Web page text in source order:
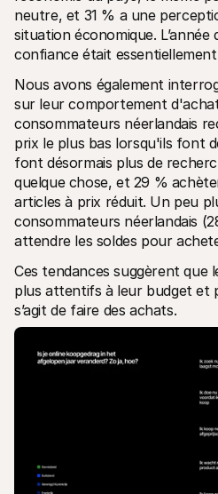
neutre, et 31 % a une
situation économique. L’année
confiance était
Nous avons également
sur leur comportement
consommateurs néerlandais
prix le plus bas lorsqu'ils font
font désormais plus de
quelque chose, et 29 %
articles à prix réduit. Un peu
consommateurs néerlandais
attendre les soldes pour
Ces tendances suggèrent que
plus attentifs à leur budget et
s’agit de faire des achats.